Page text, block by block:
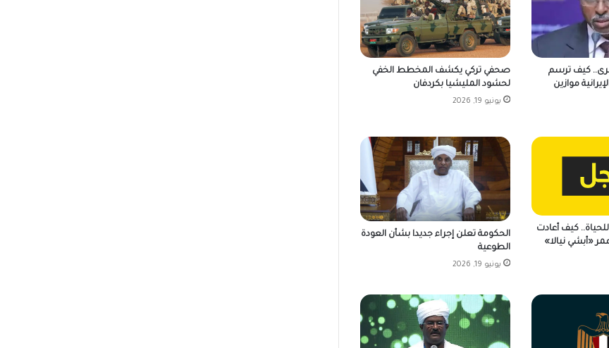
كيف ترسم
موازين
صحفي تركي يكشف المخطط الخفي
لحشود المليشيا بكردفان
يونيو 19, 2026
كيف أعادت
«أبشي نيالا»
الحكومة تعلن إجراء جديدا بشأن العودة
الطوعية
يونيو 19, 2026